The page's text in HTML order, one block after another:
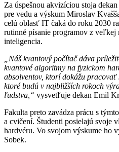
Za úspešnou akvizíciou stoja
pre vedu a výskum Miroslav
celú oblasť IT čaká do roku 2030
rutinné písanie programov z veľkej
inteligencia.
„Náš kvantový počítač dáva
kvantové algoritmy na fyzickom
absolventov, ktorí dokážu pracovať
ktoré budú v najbližších rokoch
ľudstva,“ vysvetľuje dekan Emil
Fakulta preto zavádza prácu s
a cvičení. Študenti posielajú svoje
hardvéru. Vo svojom výskume ho
Sobek.